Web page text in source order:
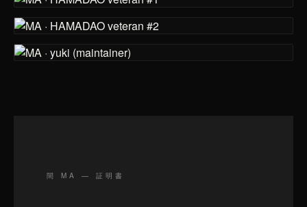
CLAIMED · 発送準備中
1-of-1 · 非売品
CLAIMED · 発送準備中
MA · HAMADAO veteran #2
間 MA — 証明書